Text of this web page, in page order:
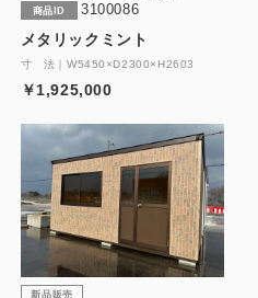
商品ID 3100086
メタリックミント
寸 法｜W5450×D2300×H2603
￥1,925,000
新品販売